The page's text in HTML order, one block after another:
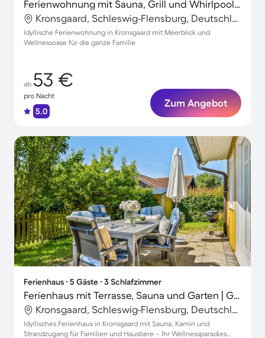
Ferienwohnung mit Sauna, Grill und Whirlpool | Wasserblick | Ideal für Homeoffice
Kronsgaard, Schleswig-Flensburg, Deutschland
Idyllische Ferienwohnung in Kronsgaard mit Meerblick und
Wellnessoase für die ganze Familie
ab 53 €
pro Nacht
5.0
Zum Angebot
Ferienhaus ∙ 5 Gäste ∙ 3 Schlafzimmer
Ferienhaus mit Terrasse, Sauna und Garten | Gartenblick
Kronsgaard, Schleswig-Flensburg, Deutschland
Idyllisches Ferienhaus in Kronsgaard mit Sauna, Kamin und
Strandzugang für Familien und Haustiere – Ihr Wellnessparadies